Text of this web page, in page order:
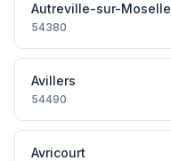
Autreville-sur-Moselle
54380
Avillers
54490
Avricourt